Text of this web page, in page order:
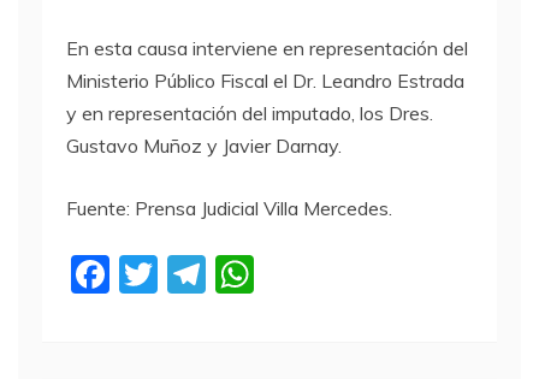
En esta causa interviene en representación del
Ministerio Público Fiscal el Dr. Leandro Estrada
y en representación del imputado, los Dres.
Gustavo Muñoz y Javier Darnay.
Fuente: Prensa Judicial Villa Mercedes.
F
T
T